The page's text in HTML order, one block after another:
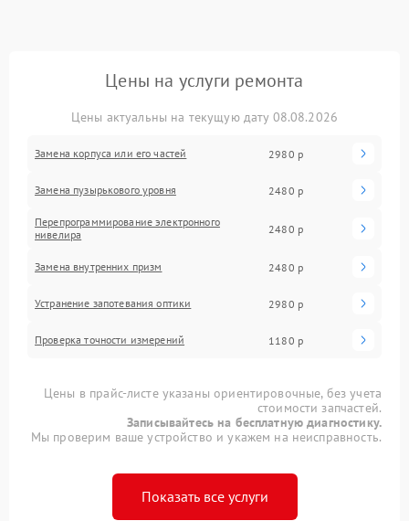
Цены на услуги ремонта
Цены актуальны на текущую дату 08.08.2026
Замена корпуса или его частей 2980 р
Замена пузырькового уровня 2480 р
Перепрограммирование электронного
нивелира
2480 р
Замена внутренних призм 2480 р
Устранение запотевания оптики 2980 р
Проверка точности измерений 1180 р
Цены в прайс-листе указаны ориентировочные, без учета
стоимости запчастей.
Записывайтесь на бесплатную диагностику.
Мы проверим ваше устройство и укажем на неисправность.
Показать все услуги